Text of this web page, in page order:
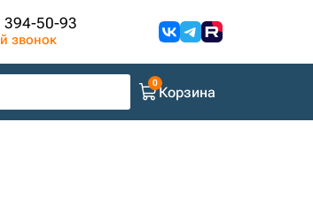
394-50-93
звонок
Корзина